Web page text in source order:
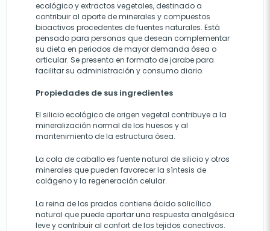
ecológico y extractos vegetales, destinado a
contribuir al aporte de minerales y compuestos
bioactivos procedentes de fuentes naturales. Está
pensado para personas que desean complementar
su dieta en periodos de mayor demanda ósea o
articular. Se presenta en formato de jarabe para
facilitar su administración y consumo diario.
Propiedades de sus ingredientes
El silicio ecológico de origen vegetal contribuye a la
mineralización normal de los huesos y al
mantenimiento de la estructura ósea.
La cola de caballo es fuente natural de silicio y otros
minerales que pueden favorecer la síntesis de
colágeno y la regeneración celular.
La reina de los prados contiene ácido salicílico
natural que puede aportar una respuesta analgésica
leve y contribuir al confort de los tejidos conectivos.